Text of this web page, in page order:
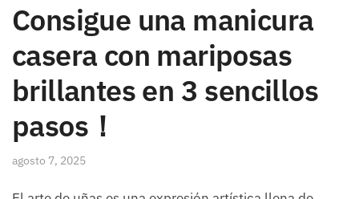
Consigue una manicura
casera con mariposas
brillantes en 3 sencillos
pasos！
agosto 7, 2025